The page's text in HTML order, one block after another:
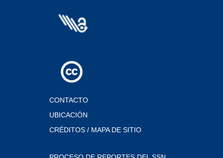
CONTACTO
UBICACIÓN
CRÉDITOS / MAPA DE SITIO